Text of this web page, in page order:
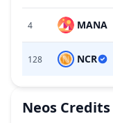
4 MANA
128 NCR
Neos Credits